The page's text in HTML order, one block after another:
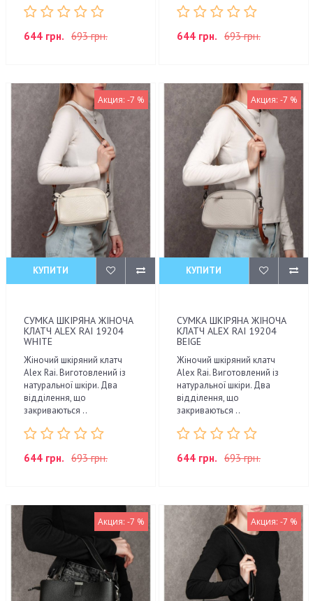
644 грн. 693 грн. 644 грн. 693 грн.
Акция: -7 %
КУПИТИ
СУМКА ШКІРЯНА ЖІНОЧА
КЛАТЧ ALEX RAI 19204
WHITE
Жіночий шкіряний клатч
Alex Rai. Виготовлений із
натуральної шкіри. Два
відділення, що
закриваються ..
644 грн. 693 грн.
Акция: -7 %
КУПИТИ
СУМКА ШКІРЯНА ЖІНОЧА
КЛАТЧ ALEX RAI 19204
BEIGE
Жіночий шкіряний клатч
Alex Rai. Виготовлений із
натуральної шкіри. Два
відділення, що
закриваються ..
644 грн. 693 грн.
Акция: -7 % Акция: -7 %